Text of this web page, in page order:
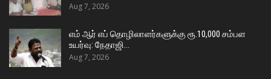
Aug 7, 2026
எம் ஆர் எப் தொழிலாளர்களுக்கு ரூ.10,000 சம்பள
உயர்வு: நேதாஜி…
Aug 7, 2026